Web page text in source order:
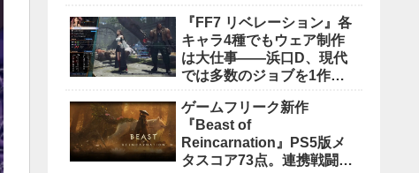
『FF7 リベレーション』各
キャラ4種でもウェア制作
は大仕事――浜口D、現代
では多数のジョブを1作に
説明
ゲームフリーク新作
『Beast of
Reincarnation』PS5版メ
タスコア73点。連携戦闘は